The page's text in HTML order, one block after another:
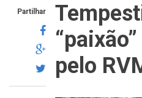
Partilhar
pelo